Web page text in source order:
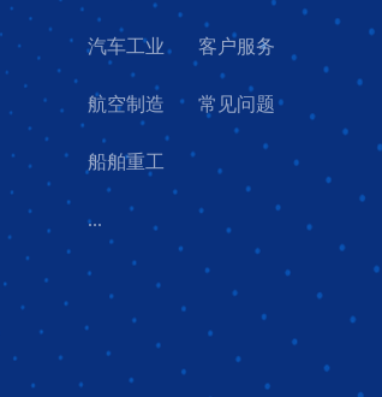
汽车工业
航空制造
船舶重工
...
客户服务
常见问题